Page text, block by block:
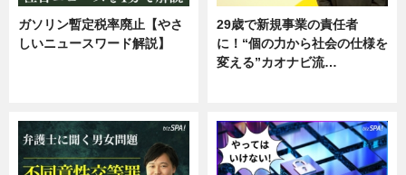
ガソリン暫定税率廃止【やさ
しいニュースワード解説】
29歳で新規事業の責任者
に！“個の力から社会の仕様を
変える”カオナビ流…